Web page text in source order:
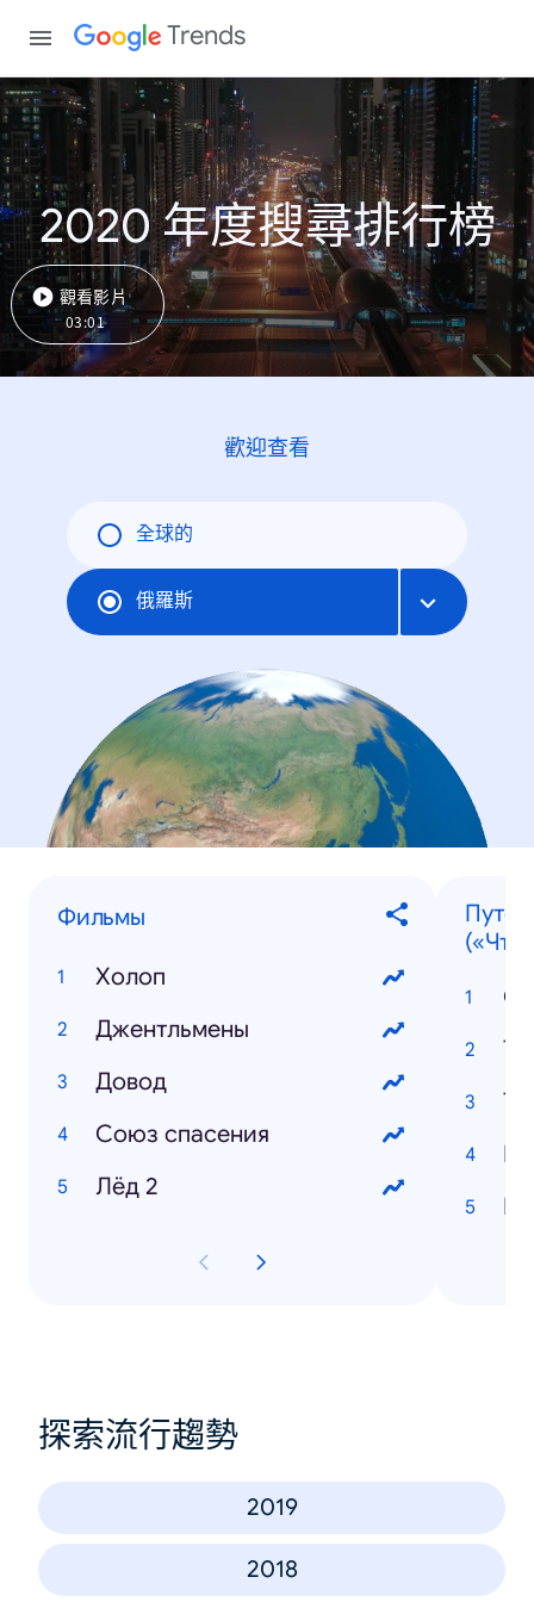
Trends
2020 年度搜尋排行榜
觀看影片
03:01
歡迎查看
全球的
俄羅斯
Фильмы
Холоп
Джентльмены
Довод
Союз cпасения
Лёд 2
(«Что
探索流行趨勢
2019
2018